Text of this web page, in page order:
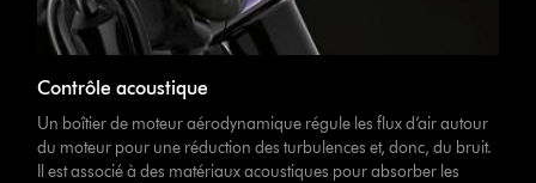
Contrôle acoustique
Un boîtier de moteur aérodynamique régule les flux d’air autour
du moteur pour une réduction des turbulences et, donc, du bruit.
Il est associé à des matériaux acoustiques pour absorber les